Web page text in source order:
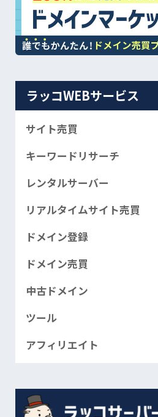
¥980,000
ラッコWEBサービス
サイト売買
キーワードリサーチ
レンタルサーバー
リアルタイムサイト売買
ドメイン登録
ドメイン売買
中古ドメイン
ツール
アフィリエイト